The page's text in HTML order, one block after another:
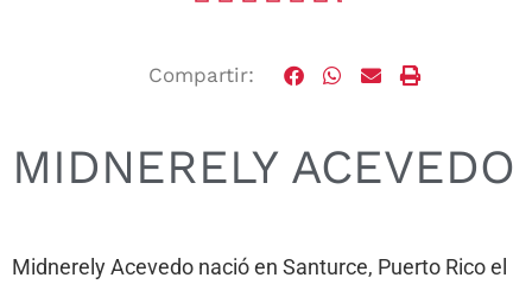
Compartir:
MIDNERELY ACEVEDO
Midnerely Acevedo nació en Santurce, Puerto Rico el